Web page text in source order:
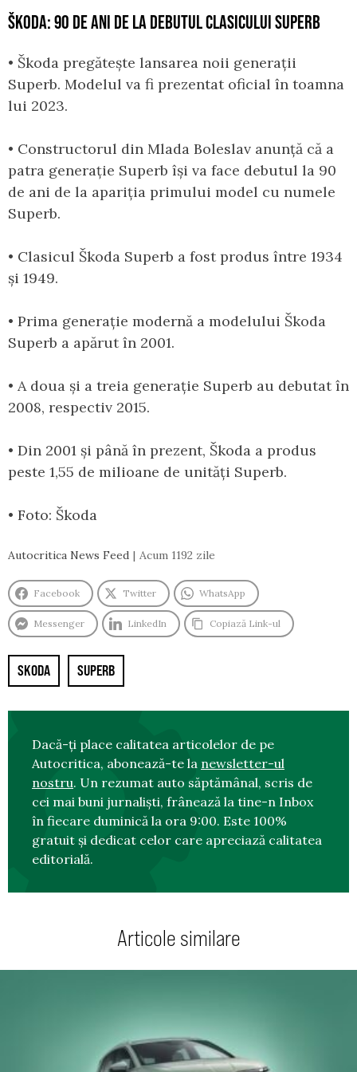
ŠKODA: 90 DE ANI DE LA DEBUTUL CLASICULUI SUPERB
• Škoda pregătește lansarea noii generații
Superb. Modelul va fi prezentat oficial în toamna
lui 2023.
• Constructorul din Mlada Boleslav anunță că a
patra generație Superb își va face debutul la 90
de ani de la apariția primului model cu numele
Superb.
• Clasicul Škoda Superb a fost produs între 1934
și 1949.
• Prima generație modernă a modelului Škoda
Superb a apărut în 2001.
• A doua și a treia generație Superb au debutat în
2008, respectiv 2015.
• Din 2001 și până în prezent, Škoda a produs
peste 1,55 de milioane de unități Superb.
• Foto: Škoda
Autocritica News Feed Acum 1192 zile
Facebook Twitter WhatsApp
Messenger LinkedIn Copiază Link-ul
SKODA SUPERB
Dacă-ți place calitatea articolelor de pe
Autocritica, abonează-te la newsletter-ul
nostru. Un rezumat auto săptămânal, scris de
cei mai buni jurnaliști, frânează la tine-n Inbox
în fiecare duminică la ora 9:00. Este 100%
gratuit și dedicat celor care apreciază calitatea
editorială.
Articole similare